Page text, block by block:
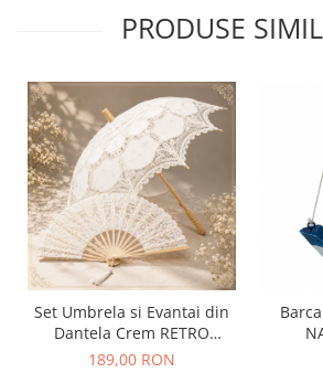
PRODUSE
Set Umbrela si Evantai din
Dantela Crem RETRO
ROMANCE
189,00 RON